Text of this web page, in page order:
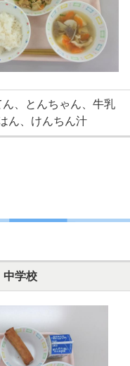
ん、とんちゃん、牛乳
ん、けんちん汁
中学校